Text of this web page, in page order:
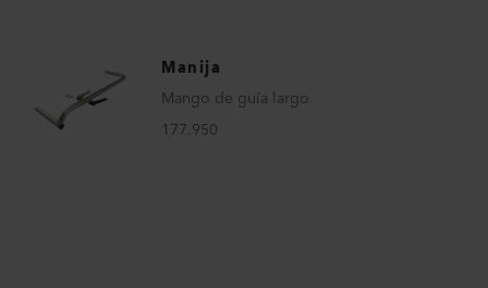
Manija
Mango de guía largo
177.950